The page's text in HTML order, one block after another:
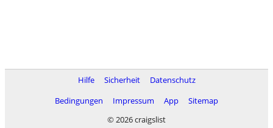
Hilfe Sicherheit
Datenschutz
Bedingungen
Impressum App
Sitemap
© 2026 craigslist